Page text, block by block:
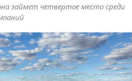
займет четвертое место среди